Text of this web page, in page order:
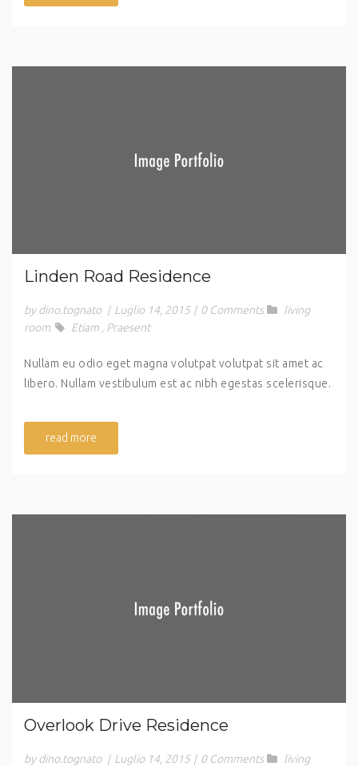
Linden Road Residence
by dino.tognato | Luglio 14, 2015 | 0 Comments
living
room
Etiam , Praesent
Nullam eu odio eget magna volutpat volutpat sit amet ac
libero. Nullam vestibulum est ac nibh egestas scelerisque.
read more
Overlook Drive Residence
by dino.tognato | Luglio 14, 2015 | 0 Comments living